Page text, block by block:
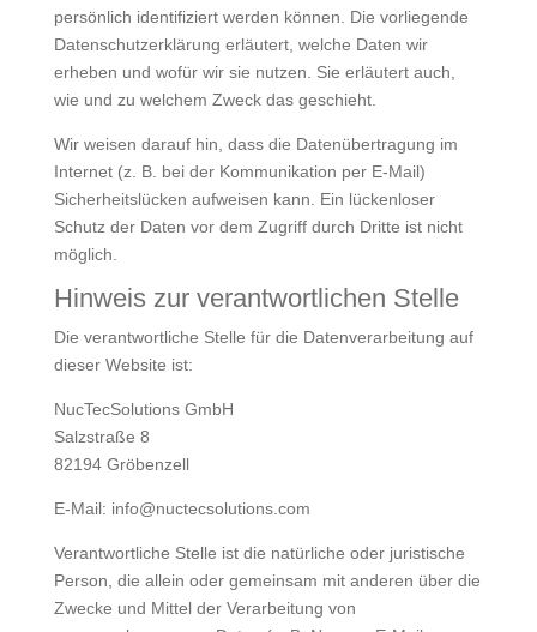
persönlich identifiziert werden können. Die vorliegende
Datenschutzerklärung erläutert, welche Daten wir
erheben und wofür wir sie nutzen. Sie erläutert auch,
wie und zu welchem Zweck das geschieht.
Wir weisen darauf hin, dass die Datenübertragung im
Internet (z. B. bei der Kommunikation per E-Mail)
Sicherheitslücken aufweisen kann. Ein lückenloser
Schutz der Daten vor dem Zugriff durch Dritte ist nicht
möglich.
Hinweis zur verantwortlichen Stelle
Die verantwortliche Stelle für die Datenverarbeitung auf
dieser Website ist:
NucTecSolutions GmbH
Salzstraße 8
82194 Gröbenzell
E-Mail: info@nuctecsolutions.com
Verantwortliche Stelle ist die natürliche oder juristische
Person, die allein oder gemeinsam mit anderen über die
Zwecke und Mittel der Verarbeitung von